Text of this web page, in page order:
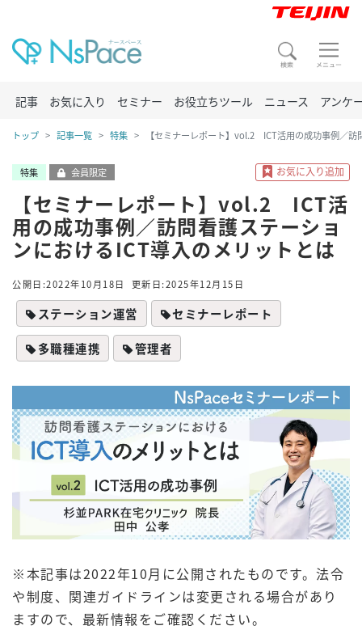
記事 お気に入り セミナー お役立ちツール ニュース アンケ
トップ 記事一覧 特集 【セミナーレポート】vol.2 ICT活用の成功事例／
特集 会員限定
【セミナーレポート】vol.2 ICT活
用の成功事例／訪問看護ステーショ
ンにおけるICT導入のメリットとは
公開日:2022年10月18日 更新日:2025年12月15日
ステーション運営 セミナーレポート
多職種連携 管理者
※本記事は2022年10月に公開されたものです。法令
や制度、関連ガイドラインは変更される場合があり
ますので、最新情報をご確認ください。